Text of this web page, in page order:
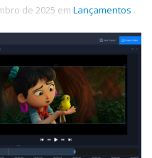
de 2025 em Lançamentos .